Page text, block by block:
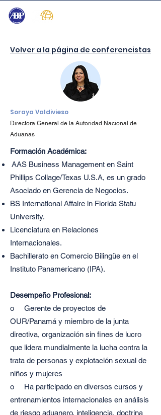
Volver a la página de conferencistas
Soraya Valdivieso
Directora General de la Autoridad Nacional de
Aduanas
Formación Académica:
AAS Business Management en Saint
Phillips Collage/Texas U.S.A, es un grado
Asociado en Gerencia de Negocios.
BS International Affaire in Florida Statu
University.
Licenciatura en Relaciones
Internacionales.
Bachillerato en Comercio Bilingüe en el
Instituto Panamericano (IPA).
Desempeño Profesional:
o Gerente de proyectos de
OUR/Panamá y miembro de la junta
directiva, organización sin fines de lucro
que lidera mundialmente la lucha contra la
trata de personas y explotación sexual de
niños y mujeres
o Ha participado en diversos cursos y
entrenamientos internacionales en análisis
de riesgo aduanero, inteligencia, doctrina